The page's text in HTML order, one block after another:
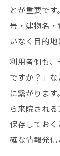
とが重要で
号・建物名
いなく目的
利用者側も
ですか？」
に繋がりま
ら来院され
保存してお
確な情報発信